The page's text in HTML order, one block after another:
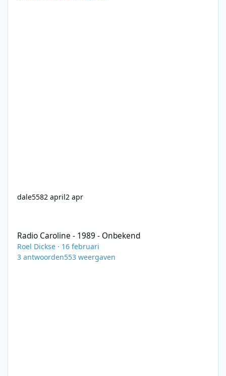
dale5582 april2 apr
Radio Caroline - 1989 - Onbekend
Roel Dickse · 16 februari
3 antwoorden553 weergaven